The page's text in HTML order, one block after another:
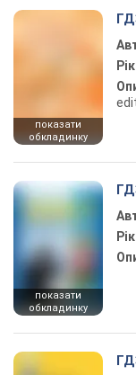
показати
обкладинку
показати
обкладинку